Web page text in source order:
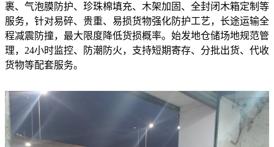
裹、气泡膜防护、珍珠棉填充、木架加固、全封闭木箱定制等
服务，针对易碎、贵重、易损货物强化防护工艺，长途运输全
程减震防撞，最大限度降低货损概率。始发地仓储场地规范管
理，24小时监控、防潮防火，支持短期寄存、分批出货、代收
货物等配套服务。